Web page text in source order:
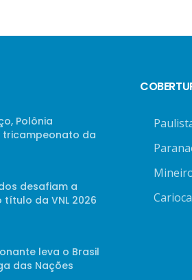
Polônia
tricampeonato da
desafiam a
título da VNL 2026
leva o Brasil
das Nações
Carioca